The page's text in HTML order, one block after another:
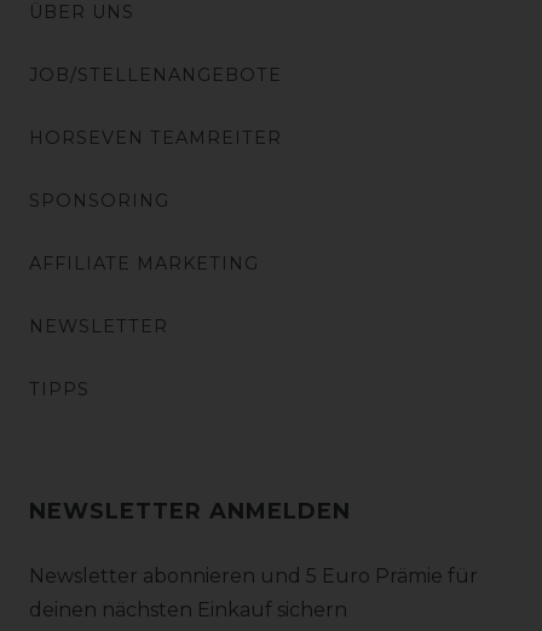
ÜBER UNS
JOB/STELLENANGEBOTE
HORSEVEN TEAMREITER
SPONSORING
AFFILIATE MARKETING
NEWSLETTER
TIPPS
NEWSLETTER ANMELDEN
Newsletter abonnieren und 5 Euro Prämie für
deinen nächsten Einkauf sichern